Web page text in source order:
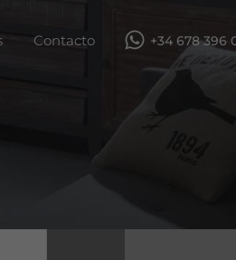
Obra nueva Noticias
Contacto +34 678 396